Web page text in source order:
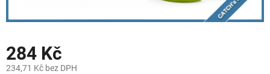
284 Kč
234,71 Kč bez DPH